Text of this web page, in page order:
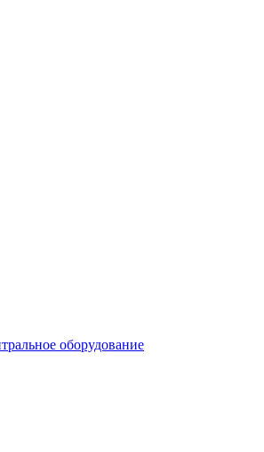
оборудование